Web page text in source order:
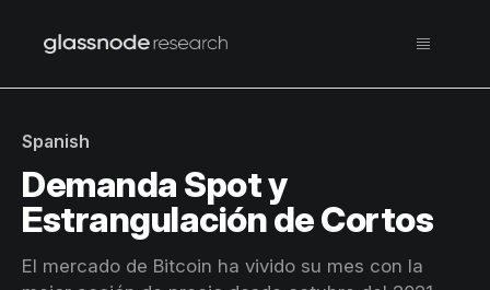
Spanish
Demanda Spot y
Estrangulación de Cortos
El mercado de Bitcoin ha vivido su mes con la